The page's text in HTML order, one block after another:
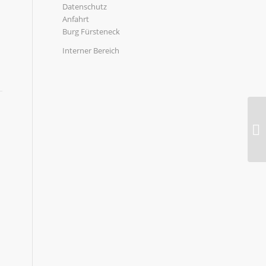
Datenschutz
Anfahrt
Burg Fürsteneck
Interner Bereich